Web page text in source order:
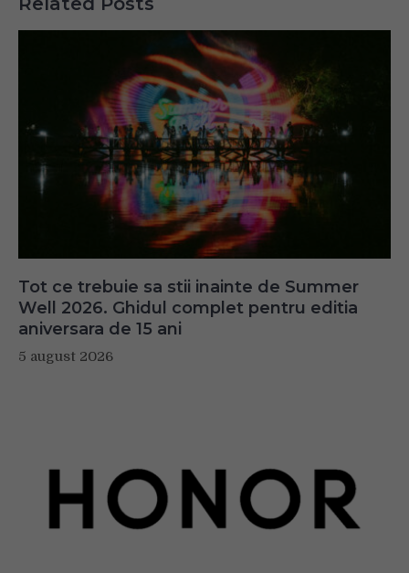
Tot ce trebuie sa stii inainte de Summer
Well 2026. Ghidul complet pentru editia
aniversara de 15 ani
5 august 2026